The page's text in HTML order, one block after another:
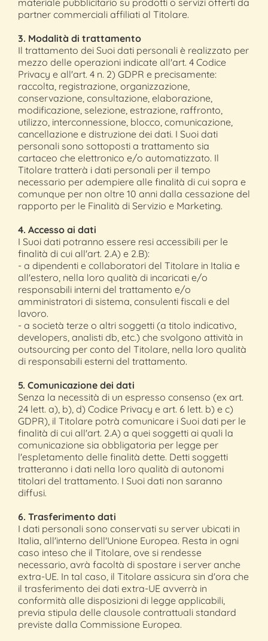
partner commerciali affiliati al Titolare.
3. Modalità di trattamento
Il trattamento dei Suoi dati personali è realizzato per
mezzo delle operazioni indicate all'art. 4 Codice
Privacy e all'art. 4 n. 2) GDPR e precisamente:
raccolta, registrazione, organizzazione,
conservazione, consultazione, elaborazione,
modificazione, selezione, estrazione, raffronto,
utilizzo, interconnessione, blocco, comunicazione,
cancellazione e distruzione dei dati. I Suoi dati
personali sono sottoposti a trattamento sia
cartaceo che elettronico e/o automatizzato. Il
Titolare tratterà i dati personali per il tempo
necessario per adempiere alle finalità di cui sopra e
comunque per non oltre 10 anni dalla cessazione del
rapporto per le Finalità di Servizio e Marketing.
4. Accesso ai dati
I Suoi dati potranno essere resi accessibili per le
finalità di cui all'art. 2.A) e 2.B):
- a dipendenti e collaboratori del Titolare in Italia e
all'estero, nella loro qualità di incaricati e/o
responsabili interni del trattamento e/o
amministratori di sistema, consulenti fiscali e del
lavoro.
- a società terze o altri soggetti (a titolo indicativo,
developers, analisti db, etc.) che svolgono attività in
outsourcing per conto del Titolare, nella loro qualità
di responsabili esterni del trattamento.
5. Comunicazione dei dati
Senza la necessità di un espresso consenso (ex art.
24 lett. a), b), d) Codice Privacy e art. 6 lett. b) e c)
GDPR), il Titolare potrà comunicare i Suoi dati per le
finalità di cui all'art. 2.A) a quei soggetti ai quali la
comunicazione sia obbligatoria per legge per
l'espletamento delle finalità dette. Detti soggetti
tratteranno i dati nella loro qualità di autonomi
titolari del trattamento. I Suoi dati non saranno
diffusi.
6. Trasferimento dati
I dati personali sono conservati su server ubicati in
Italia, all'interno dell'Unione Europea. Resta in ogni
caso inteso che il Titolare, ove si rendesse
necessario, avrà facoltà di spostare i server anche
extra-UE. In tal caso, il Titolare assicura sin d'ora che
il trasferimento dei dati extra-UE avverrà in
conformità alle disposizioni di legge applicabili,
previa stipula delle clausole contrattuali standard
previste dalla Commissione Europea.